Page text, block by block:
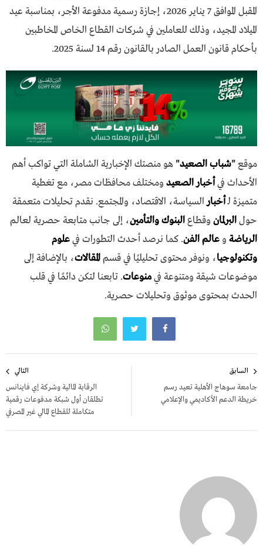
المقبل الموافق 7 يناير 2026، إجازة رسمية مدفوعة الأجر، بمناسبة عيد
الميلاد المجيد، وذلك للعاملين في شركات القطاع الخاص المخاطبين
بأحكام قانون العمل الصادر بالقانون رقم 14 لسنة 2025.
موقع"شباب الصعيد" هو منصتك الإخبارية الشاملة التي تواكب أهم
الأحداث فيأخبار الصعيد ومختلف محافظات مصر، مع تغطية
متميزة لـأخبارالسياسة، الاقتصاد، والمجتمع. نقدم تحليلات متعمقة
حولالبرلمان وقطاعالبنوك والتأمين، إلى جانب متابعة حصرية لعالم
الرياضة و عالم الفن. كما نرصد أحدث التطورات فيعلوم
وتكنولوجيا، ونوفر محتوى تحليليًا في قسمالمقالات، بالإضافة إلى
موضوعات شيقة ومتنوعة فيمنوعات. تابعنا لتكن دائمًا في قلب
الحدث بمحتوى موثوق وتحليلات حصرية.
المقالات
السابق
جامعة سوهاج الأهلية تعيد رسم
خريطة الدعم الأكاديمي والإعلامي
التالي
الرقابة المالية وشركة إي فاينانس
تطلقان أول شبكة مدفوعات رقمية
متكاملة للقطاع المالي غير المصرفي